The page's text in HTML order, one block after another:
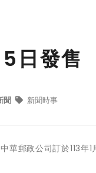
日發售
聞 新聞時事
郵政公司訂於113年